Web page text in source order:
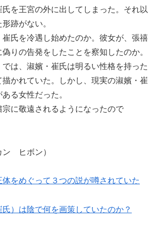
を王宮の外に出してしまった。それ以
跡がない。
氏を冷遇し始めたのか。彼女が、張禧
りの告発をしたことを察知したのか。
では、淑嬪・崔氏は明るい性格を持った
かれていた。しかし、現実の淑嬪・崔
る女性だった。
宗に敬遠されるようになったので
ヒボン）
をめぐって３つの説が噂されていた
氏）は陰で何を画策していたのか？